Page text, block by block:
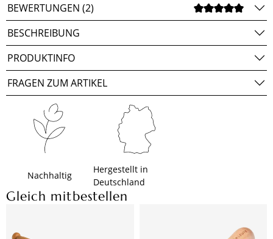
BEWERTUNGEN (2)
BESCHREIBUNG
PRODUKTINFO
FRAGEN ZUM ARTIKEL
Nachhaltig
Hergestellt in
Deutschland
Gleich mitbestellen